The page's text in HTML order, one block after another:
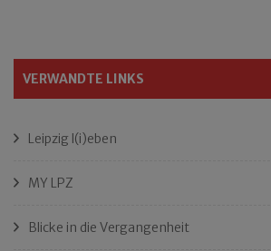
VERWANDTE LINKS
Leipzig l(i)eben
MY LPZ
Blicke in die Vergangenheit